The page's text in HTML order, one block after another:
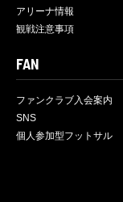
アリーナ情報
観戦注意事項
FAN
ファンクラブ入会案内
SNS
個人参加型フットサル